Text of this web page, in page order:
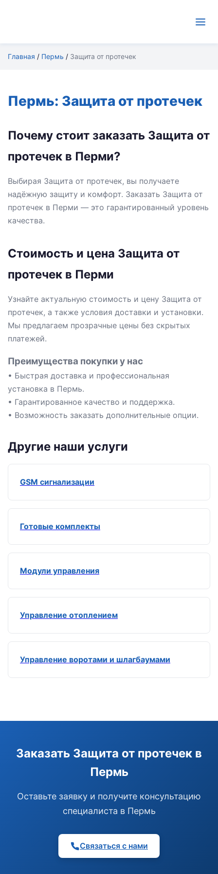
Главная / Пермь / Защита от протечек
Пермь: Защита от протечек
Почему стоит заказать Защита от
протечек в Перми?
Выбирая Защита от протечек, вы получаете
надёжную защиту и комфорт. Заказать Защита от
протечек в Перми — это гарантированный уровень
качества.
Стоимость и цена Защита от
протечек в Перми
Узнайте актуальную стоимость и цену Защита от
протечек, а также условия доставки и установки.
Мы предлагаем прозрачные цены без скрытых
платежей.
Преимущества покупки у нас
• Быстрая доставка и профессиональная
установка в Пермь.
• Гарантированное качество и поддержка.
• Возможность заказать дополнительные опции.
Другие наши услуги
GSM сигнализации
Готовые комплекты
Модули управления
Управление отоплением
Управление воротами и шлагбаумами
Заказать Защита от протечек в
Пермь
Оставьте заявку и получите консультацию
специалиста в Пермь
Связаться с нами
модуль управления или готовый комплект.
Подобрать сигнализацию